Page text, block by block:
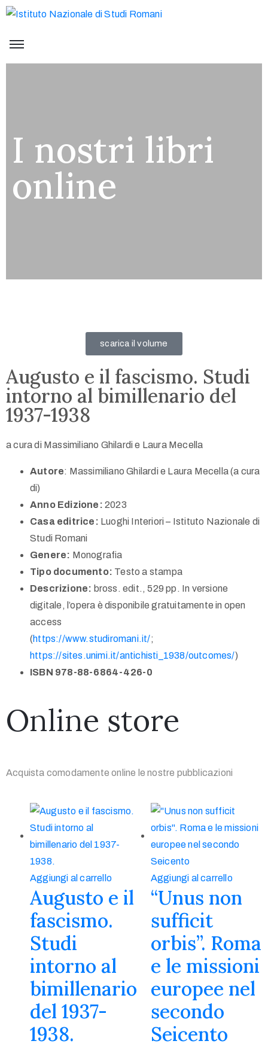
I nostri libri
online
scarica il volume
Augusto e il fascismo. Studi
intorno al bimillenario del
1937-1938
a cura di Massimiliano Ghilardi e Laura Mecella
Autore: Massimiliano Ghilardi e Laura Mecella (a cura
di)
Anno Edizione: 2023
Casa editrice: Luoghi Interiori – Istituto Nazionale di
Studi Romani
Genere: Monografia
Tipo documento: Testo a stampa
Descrizione: bross. edit., 529 pp. In versione
digitale, l’opera è disponibile gratuitamente in open
access
(https://www.studiromani.it/;
https://sites.unimi.it/antichisti_1938/outcomes/)
ISBN 978-88-6864-426-0
Online store
Acquista comodamente online le nostre pubblicazioni
Aggiungi al carrello
Augusto e il
fascismo.
Studi
intorno al
bimillenario
del 1937-
1938.
Aggiungi al carrello
“Unus non
sufficit
orbis”. Roma
e le missioni
europee nel
secondo
Seicento